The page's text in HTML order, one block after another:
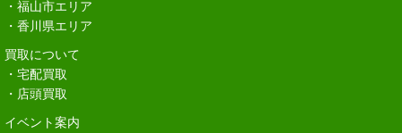
・福山市エリア
・香川県エリア
買取について
・宅配買取
・店頭買取
イベント案内